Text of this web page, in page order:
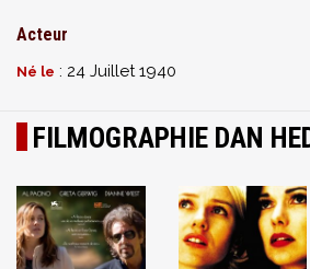
Acteur
Né le : 24 Juillet 1940
FILMOGRAPHIE DAN